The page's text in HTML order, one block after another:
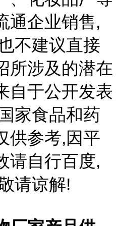
通企业销售,
不建议直接
所涉及的潜在
自于公开发表
家食品和药
供参考,因平
请自行百度,
请谅解!